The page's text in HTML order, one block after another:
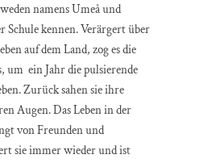
namens Umeå und
Schule kennen. Verärgert über
auf dem Land, zog es die
um ein Jahr die pulsierende
Zurück sahen sie ihre
Augen. Das Leben in der
von Freunden und
sie immer wieder und ist